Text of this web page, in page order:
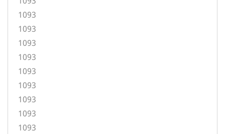
1093
1093
1093
1093
1093
1093
1093
1093
1093